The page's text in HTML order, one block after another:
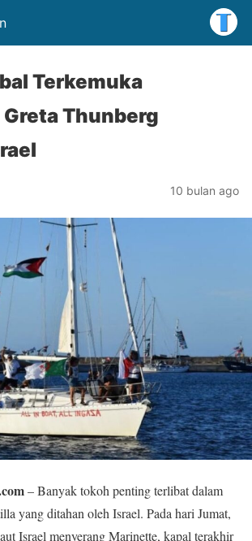
Terkemuka
Thunberg
10 bulan ago
– Banyak tokoh penting terlibat dalam
yang ditahan oleh Israel. Pada hari Jumat,
Israel menyerang Marinette, kapal terakhir